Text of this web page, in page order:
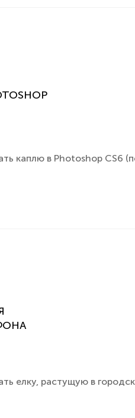
каплю в Photoshop CS6
елку, растущую в